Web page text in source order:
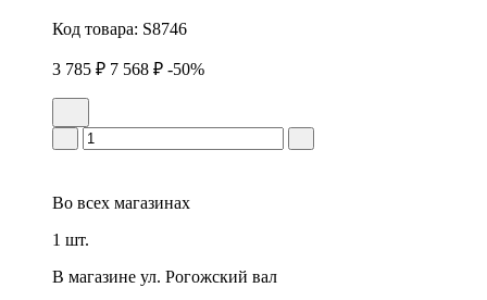
Код товара: S8746
3 785 ₽ 7 568 ₽ -50%
Во всех магазинах
1 шт.
В магазине ул. Рогожский вал